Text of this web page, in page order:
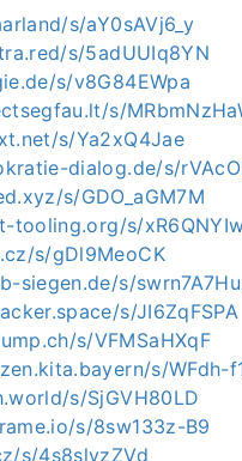
s/aY0sAVj6_y
s/5adUUIq8YN
s/v8G84EWpa
s/
s/Ya2xQ4Jae
dialog.de/s/
s/GDO_aGM7M
tooling.org/s/
s/gDl9MeoCK
siegen.de/s/
s/JI6ZqFSPA
s/VFMSaHXqF
s/WFdh-
s/SjGVH80LD
s/8sw133z-B9
s/4s8slyzZVd